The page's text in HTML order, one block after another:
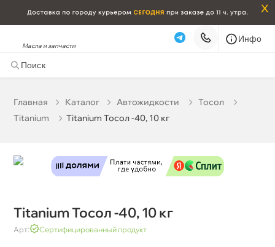
x
Масла и запчасти
Инфо
Главная Катало Автожидкости
Тосол
Titanium
Titanium Тосол -40, 10 к
Titanium Тосол -40, 10 к
Арт: Сертифицированный продукт
Самовывоз